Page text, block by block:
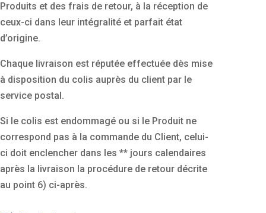
Produits et des frais de retour, à la réception de
ceux-ci dans leur intégralité et parfait état
d’origine.
Chaque livraison est réputée effectuée dès mise
à disposition du colis auprès du client par le
service postal.
Si le colis est endommagé ou si le Produit ne
correspond pas à la commande du Client, celui-
ci doit enclencher dans les ** jours calendaires
après la livraison la procédure de retour décrite
au point 6) ci-après.